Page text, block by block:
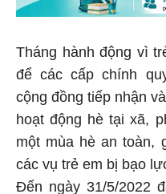
Tháng hành động vì
để các cấp chính
cộng đồng tiếp nhận
hoạt động hè tại xã,
một mùa hè an toàn,
các vụ trẻ em bị bạo
Đến ngày 31/5/2022